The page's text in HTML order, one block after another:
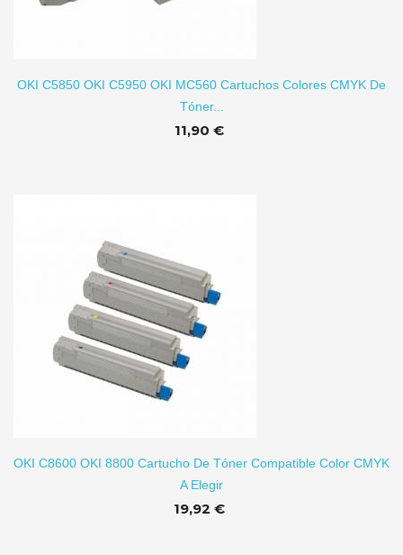
OKI C5850 OKI C5950 OKI MC560 Cartuchos Colores CMYK De
Tóner...
11,90 €
OKI C8600 OKI 8800 Cartucho De Tóner Compatible Color CMYK
A Elegir
19,92 €